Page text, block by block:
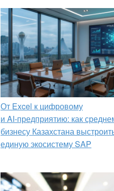
От Excel к цифровому
и AI‑предприятию: как
бизнесу Казахстана
единую экосистему SAP